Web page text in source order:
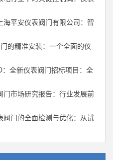
平安仪表阀门有限公司：智
的精准安装：一个全面的仪
全新仪表阀门招标项目：全
市场研究报告：行业发展前
门的全面检测与优化：从试